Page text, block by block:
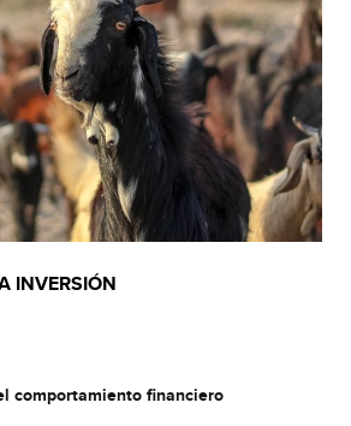
INVERSIÓN
comportamiento financiero